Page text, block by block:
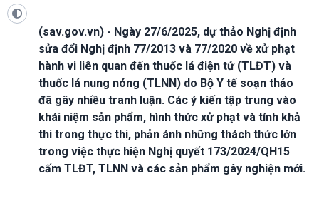
(sav.gov.vn) - Ngày 27/6/2025, dự thảo Nghị định
sửa đổi Nghị định 77/2013 và 77/2020 về xử phạt
hành vi liên quan đến thuốc lá điện tử (TLĐT) và
thuốc lá nung nóng (TLNN) do Bộ Y tế soạn thảo
đã gây nhiều tranh luận. Các ý kiến tập trung vào
khái niệm sản phẩm, hình thức xử phạt và tính khả
thi trong thực thi, phản ánh những thách thức lớn
trong việc thực hiện Nghị quyết 173/2024/QH15
cấm TLĐT, TLNN và các sản phẩm gây nghiện mới.